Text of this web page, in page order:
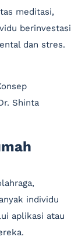
meditasi,
berinvestasi
dan stres.
Shinta
individu
aplikasi atau